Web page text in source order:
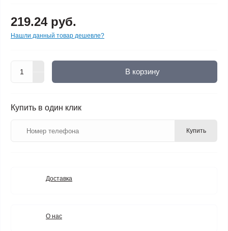
219.24 руб.
Нашли данный товар дешевле?
В корзину
Купить в один клик
Купить
Доставка
О нас